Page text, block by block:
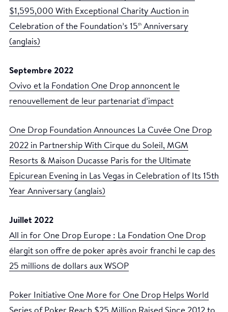
$1,595,000 With Exceptional Charity Auction in
Celebration of the Foundation’s 15th Anniversary
(anglais)
Septembre 2022
Ovivo et la Fondation One Drop annoncent le
renouvellement de leur partenariat d’impact
One Drop Foundation Announces La Cuvée One Drop
2022 in Partnership With Cirque du Soleil, MGM
Resorts & Maison Ducasse Paris for the Ultimate
Epicurean Evening in Las Vegas in Celebration of Its 15th
Year Anniversary (anglais)
Juillet 2022
All in for One Drop Europe : La Fondation One Drop
élargit son offre de poker après avoir franchi le cap des
25 millions de dollars aux WSOP
Poker Initiative One More for One Drop Helps World